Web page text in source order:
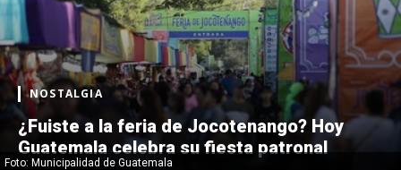
Foto: Municipalidad de Guatemala
NOSTALGIA
¿Fuiste a la feria de Jocotenango? Hoy
Guatemala celebra su fiesta patronal